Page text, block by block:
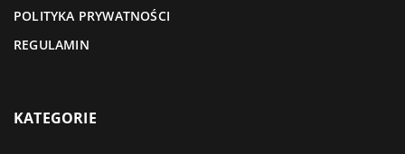
POLITYKA PRYWATNOŚCI
REGULAMIN
KATEGORIE